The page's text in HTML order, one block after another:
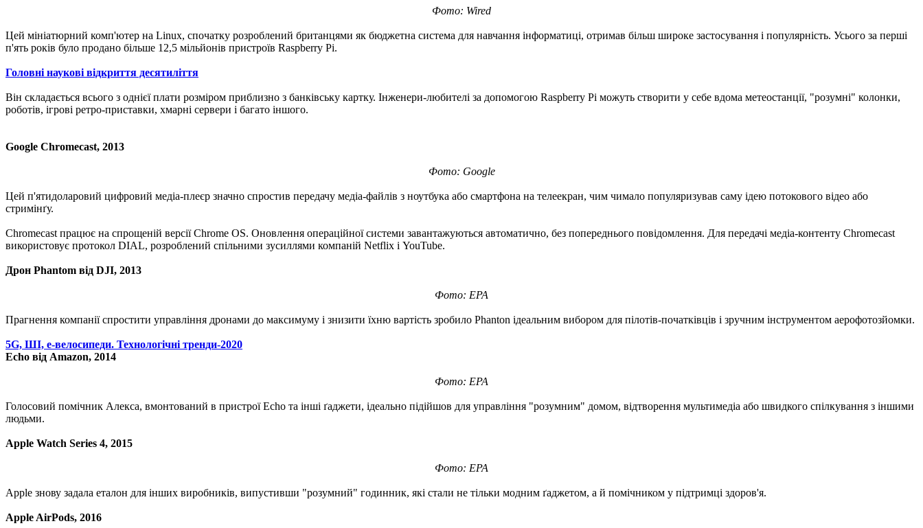
Фото: Wired
Цей мініатюрний комп'ютер на Linux, спочатку розроблений британцями як бюджетна система для навчання інформатиці, отримав більш широке застосування і популярність. Усього за перші
п'ять років було продано більше 12,5 мільйонів пристроїв Raspberry Pi.
Головні наукові відкриття десятиліття
Він складається всього з однієї плати розміром приблизно з банківську картку. Інженери-любителі за допомогою Raspberry Pi можуть створити у себе вдома метеостанції, "розумні" колонки,
роботів, ігрові ретро-приставки, хмарні сервери і багато іншого.
Google Chromecast, 2013
Фото: Google
Цей п'ятидоларовий цифровий медіа-плеєр значно спростив передачу медіа-файлів з ноутбука або смартфона на телеекран, чим чимало популяризував саму ідею потокового відео або
стримінґу.
Chromecast працює на спрощеній версії Chrome OS. Оновлення операційної системи завантажуються автоматично, без попереднього повідомлення. Для передачі медіа-контенту Chromecast
використовує протокол DIAL, розроблений спільними зусиллями компаній Netflix і YouTube.
Дрон Phantom від DJI, 2013
Фото: EPA
Прагнення компанії спростити управління дронами до максимуму і знизити їхню вартість зробило Phanton ідеальним вибором для пілотів-початківців і зручним інструментом аерофотозйомки.
5G, ШІ, e-велосипеди. Технологічні тренди-2020
Echo від Amazon, 2014
Фото: EPA
Голосовий помічник Алекса, вмонтований в пристрої Echo та інші ґаджети, ідеально підійшов для управління "розумним" домом, відтворення мультимедіа або швидкого спілкування з іншими
людьми.
Apple Watch Series 4, 2015
Фото: EPA
Apple знову задала еталон для інших виробників, випустивши "розумний" годинник, які стали не тільки модним ґаджетом, а й помічником у підтримці здоров'я.
Apple AirPods, 2016